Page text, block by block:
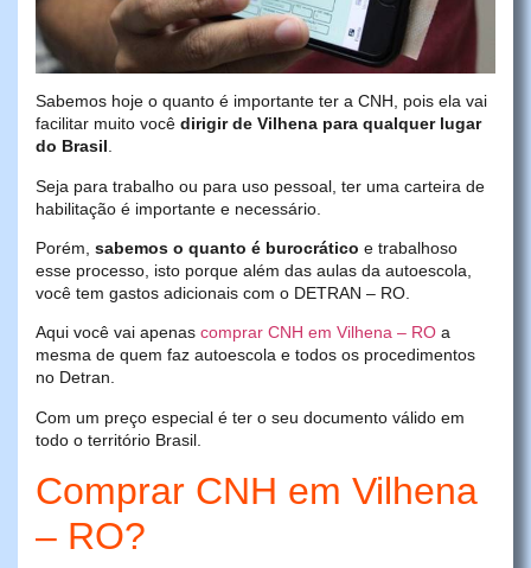
Sabemos hoje o quanto é importante ter a CNH, pois ela vai
facilitar muito você dirigir de Vilhena para qualquer lugar
do Brasil.
Seja para trabalho ou para uso pessoal, ter uma carteira de
habilitação é importante e necessário.
Porém, sabemos o quanto é burocrático e trabalhoso
esse processo, isto porque além das aulas da autoescola,
você tem gastos adicionais com o DETRAN – RO.
Aqui você vai apenas comprar CNH em Vilhena – RO a
mesma de quem faz autoescola e todos os procedimentos
no Detran.
Com um preço especial é ter o seu documento válido em
todo o território Brasil.
Comprar CNH em Vilhena
– RO?